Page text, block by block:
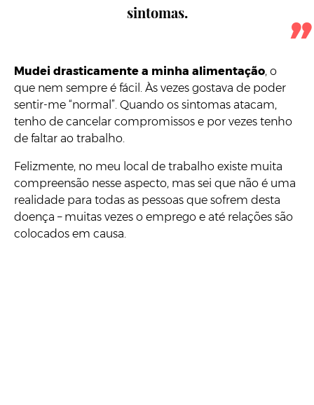
sintomas.
Mudei drasticamente a minha alimentação, o
que nem sempre é fácil. Às vezes gostava de poder
sentir-me “normal”. Quando os sintomas atacam,
tenho de cancelar compromissos e por vezes tenho
de faltar ao trabalho.
Felizmente, no meu local de trabalho existe muita
compreensão nesse aspecto, mas sei que não é uma
realidade para todas as pessoas que sofrem desta
doença – muitas vezes o emprego e até relações são
colocados em causa.